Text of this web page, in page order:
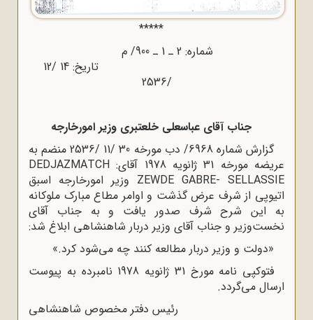
*****
شماره: 2 ـ 1 ـ 900/ م
تاریخ: 14 /12
/2536
جناب آقای عباسعلی خلعتبری وزیر امورخارجه
گزارش شماره 6968/ دب مورخه 30 /11 /2536 منضم به
عریضه مورخه 31 ژانویه 1978 آقای: DEDJAZMATCH
ZEWDE GABRE- SELLASSIE وزیر امورخارجه اسبق
اتیوپی از شرف عرض گذشت و اوامر مطاع مبارک ملوکانه
به این شرح شرف صدور یافت و به جناب آقای
نخست‌وزیر و جناب آقای وزیر دربار شاهنشاهی ابلاغ شد:
«دولت و وزیر دربار مطالعه کنند چه می‌شود کرد.»
فتوکپی نامه مورخ 31 ژانویه 1978 نامبرده به پیوست
ارسال می‌گردد.
رئیس دفتر مخصوص شاهنشاهی